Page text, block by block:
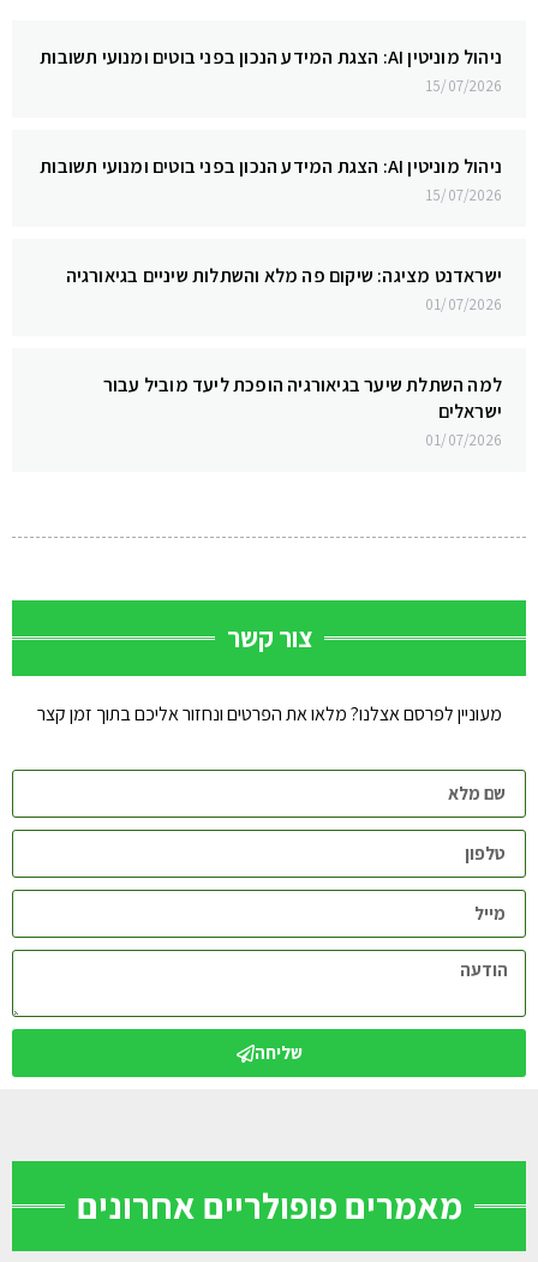
ניהול מוניטין AI: הצגת המידע הנכון בפני בוטים ומנועי תשובות
15/07/2026
ניהול מוניטין AI: הצגת המידע הנכון בפני בוטים ומנועי תשובות
15/07/2026
ישראדנט מציגה: שיקום פה מלא והשתלות שיניים בגיאורגיה
01/07/2026
למה השתלת שיער בגיאורגיה הופכת ליעד מוביל עבור
ישראלים
01/07/2026
צור קשר
מעוניין לפרסם אצלנו? מלאו את הפרטים ונחזור אליכם בתוך זמן קצר
שליחה
מאמרים פופולריים אחרונים